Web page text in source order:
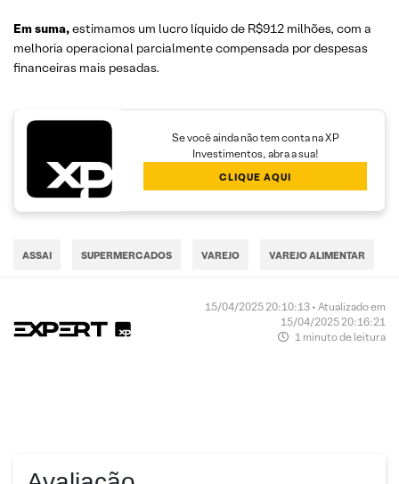
Em suma,estimamos um lucro líquido de R$912 milhões, com a
melhoria operacional parcialmente compensada por despesas
financeiras mais pesadas.
Se você ainda não tem conta na XP
Investimentos, abra a sua!
CLIQUE AQUI
ASSAI SUPERMERCADOS VAREJO VAREJO ALIMENTAR
15/04/2025 20:10:13 • Atualizado em
15/04/2025 20:16:21
1 minuto de leitura